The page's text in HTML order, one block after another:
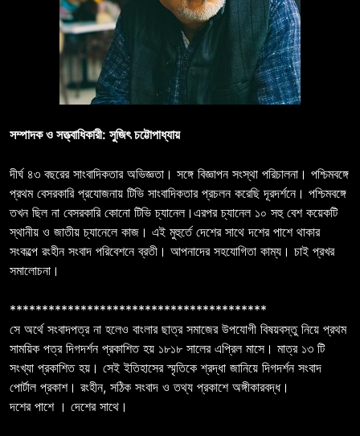
সম্পাদক ও সত্ত্বাধিকারী: সুজিৎ চট্টোপাধ্যায়
দীর্ঘ ৪৩ বছরের সাংবাদিকতার অভিজ্ঞতা। সঙ্গে বিজ্ঞাপন সংস্থা পরিচালনা। পশ্চিমবঙ্গে
প্রথম বেসরকারি প্রযোজনায় টিভি সাংবাদিকতার প্রচলন করেছি দূরদর্শনে। পশ্চিমবঙ্গে
তখন ছিল না বেসরকারি কোনো টিভি চ্যানেল।এরপর চ্যানেল ১০ সহু বেশ কয়েকটি
স্থানীয় ও জাতীয় চ্যানেলে কাজ। এই মুহুর্তে দেশের সাথে দশের পাশে থাকার
সংকল্পে রংহীন সংবাদ পরিবেশনে ব্রতী। আপনাদের সহযোগিতা কাম্য। চাই প্রখর
সমালোচনা।
****************************************
সে অর্থে সংবাদপত্র না হলেও বাংলার ছাত্র সমাজের উপযোগী বিষয়বস্তু নিয়ে প্রথম
সাময়িক পত্র দিগদর্শন প্রকাশিত হয় ১৮১৮ সালের এপ্রিল মাসে। মাত্র ১৩ টি
সংখ্যা প্রকাশিত হয়। সেই ইতিহাসের স্মৃতিকে শ্রদ্ধা জানিয়ে দিগদর্শন সংবাদ
পোর্টাল প্রকাশ। রংহীন, সঠিক সংবাদ ও তথ্য প্রকাশে অঙ্গীকারবদ্ধ।
দশের পাশে । দেশের সাথে।